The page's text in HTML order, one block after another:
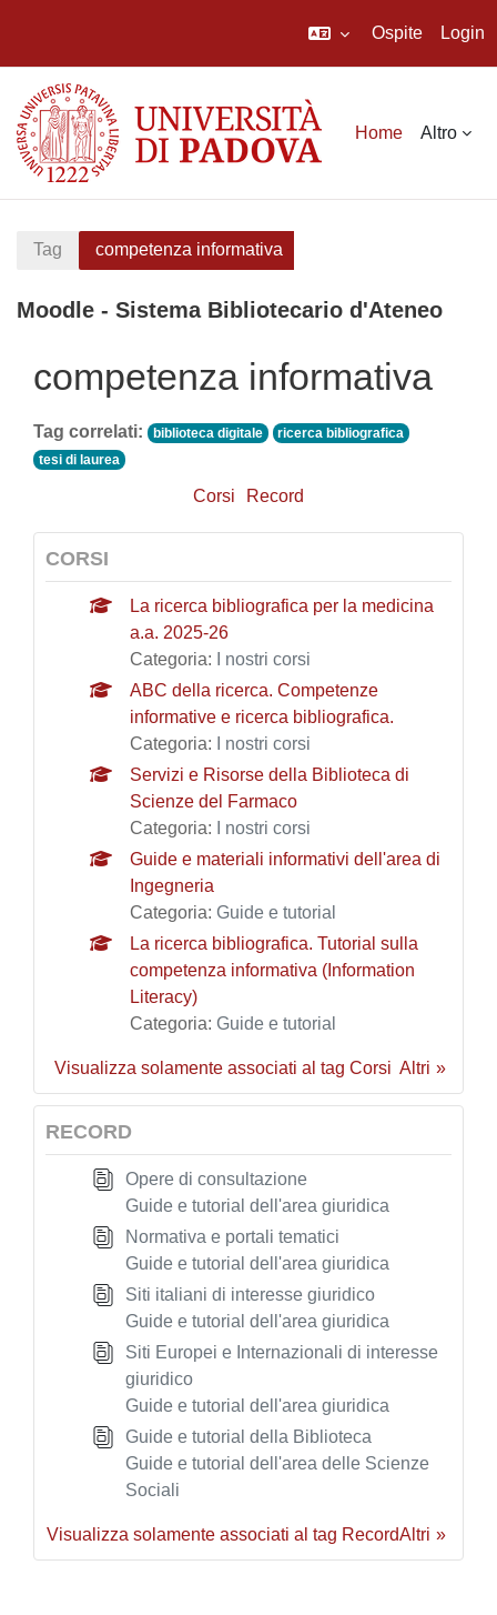
Ospite Login
Home Altro
Tag competenza informativa
Moodle - Sistema Bibliotecario d'Ateneo
competenza informativa
Tag correlati: biblioteca digitale
ricerca bibliografica
tesi di laurea
Corsi Record
CORSI
La ricerca bibliografica per la medicina
a.a. 2025-26
Categoria:
I nostri corsi
ABC della ricerca. Competenze
informative e ricerca bibliografica.
Categoria:
I nostri corsi
Servizi e Risorse della Biblioteca di
Scienze del Farmaco
Categoria:
I nostri corsi
Guide e materiali informativi dell'area di
Ingegneria
Categoria: Guide e tutorial
La ricerca bibliografica. Tutorial sulla
competenza informativa (Information
Literacy)
Categoria: Guide e tutorial
Altri
Visualizza solamente associati al tag Corsi
RECORD
Opere di consultazione
Guide e tutorial dell'area giuridica
Normativa e portali tematici
Guide e tutorial dell'area giuridica
Siti italiani di interesse giuridico
Guide e tutorial dell'area giuridica
Siti Europei e Internazionali di interesse
giuridico
Guide e tutorial dell'area giuridica
Guide e tutorial della Biblioteca
Guide e tutorial dell'area delle Scienze
Sociali
Altri
Visualizza solamente associati al tag Record